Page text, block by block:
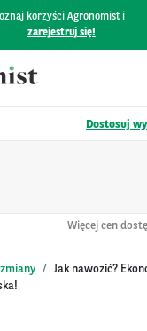
korzyści Agronomist i
zarejestruj się!
Dostosuj
Więcej cen
Jak nawozić?